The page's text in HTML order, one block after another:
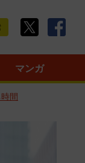
マンガ
間